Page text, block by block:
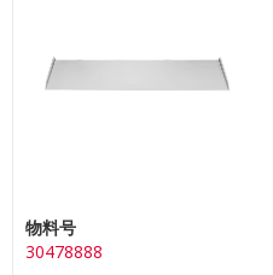
物料号
30478888